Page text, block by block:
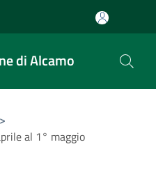
di Alcamo
>
al 1° maggio